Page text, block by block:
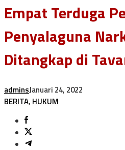
Empat Terduga
Penyalaguna
Ditangkap di
adminsJanuari 24, 2022
BERITA, HUKUM